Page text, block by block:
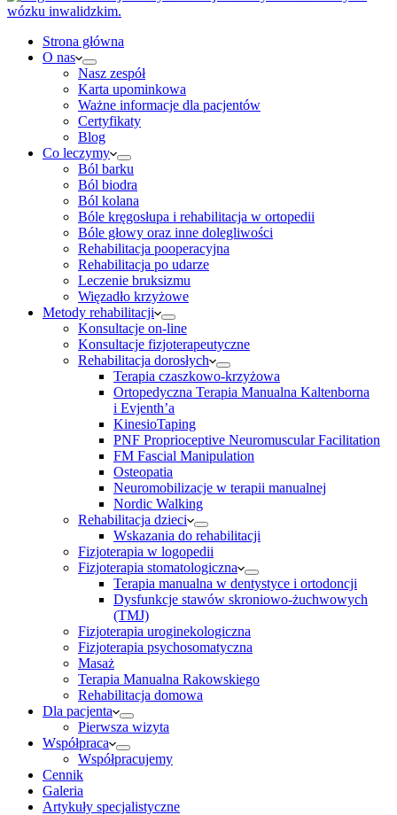
Strona główna
O nas
Nasz zespół
Karta upominkowa
Ważne informacje dla pacjentów
Certyfikaty
Blog
Co leczymy
Ból barku
Ból biodra
Ból kolana
Bóle kręgosłupa i rehabilitacja w ortopedii
Bóle głowy oraz inne dolegliwości
Rehabilitacja pooperacyjna
Rehabilitacja po udarze
Leczenie bruksizmu
Więzadło krzyżowe
Metody rehabilitacji
Konsultacje on-line
Konsultacje fizjoterapeutyczne
Rehabilitacja dorosłych
Terapia czaszkowo-krzyżowa
Ortopedyczna Terapia Manualna Kaltenborna
i Evjenth’a
KinesioTaping
PNF Proprioceptive Neuromuscular Facilitation
FM Fascial Manipulation
Osteopatia
Neuromobilizacje w terapii manualnej
Nordic Walking
Rehabilitacja dzieci
Wskazania do rehabilitacji
Fizjoterapia w logopedii
Fizjoterapia stomatologiczna
Terapia manualna w dentystyce i ortodoncji
Dysfunkcje stawów skroniowo-żuchwowych
(TMJ)
Fizjoterapia uroginekologiczna
Fizjoterapia psychosomatyczna
Masaż
Terapia Manualna Rakowskiego
Rehabilitacja domowa
Dla pacjenta
Pierwsza wizyta
Współpraca
Współpracujemy
Cennik
Galeria
Artykuły specjalistyczne